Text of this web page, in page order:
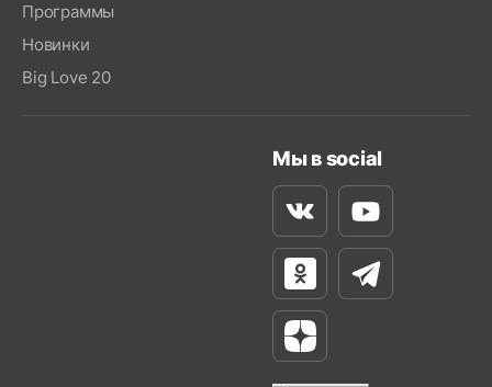
Программы
Новинки
Big Love 20
Мы в social
ВконтактеYoutube
Одноклассники
Телеграм
Яндекс Дзен